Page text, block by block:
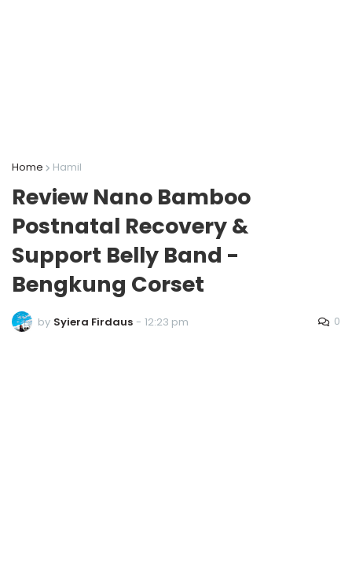
Home Hamil
Review Nano Bamboo
Postnatal Recovery &
Support Belly Band -
Bengkung Corset
by Syiera Firdaus - 12:23 pm 0